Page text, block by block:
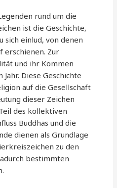
rund um die
ist die Geschichte,
sich einlud, von denen
erschienen. Zur
und ihr Kommen
Diese Geschichte
auf die Gesellschaft
dieser Zeichen
des kollektiven
Buddhas und die
dienen als Grundlage
zu den
bestimmten